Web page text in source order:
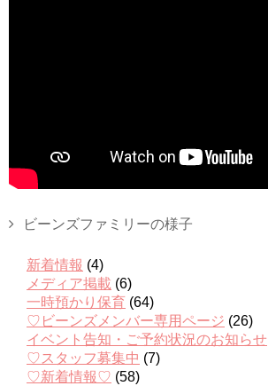
ビーンズファミリーの様子
新着情報 (4)
メディア掲載 (6)
一時預かり保育 (64)
♡ビーンズメンバー専用ページ (26)
イベント告知・ご予約状況のお知らせ
♡スタッフ募集中 (7)
♡新着情報♡ (58)